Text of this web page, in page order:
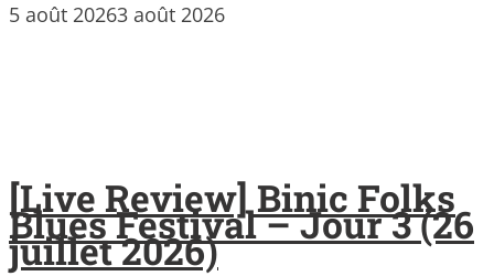
5 août 20263 août 2026
[Live Review] Binic Folks
Blues Festival – Jour 3 (26
juillet 2026)